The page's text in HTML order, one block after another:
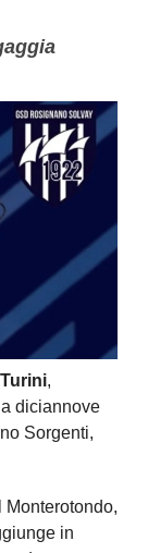
,
diciannove
Sorgenti,
Monterotondo,
in